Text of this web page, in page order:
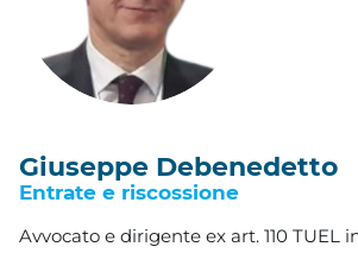
Giuseppe Debenedetto
Entrate e riscossione
Avvocato e dirigente ex art. 110 TUEL